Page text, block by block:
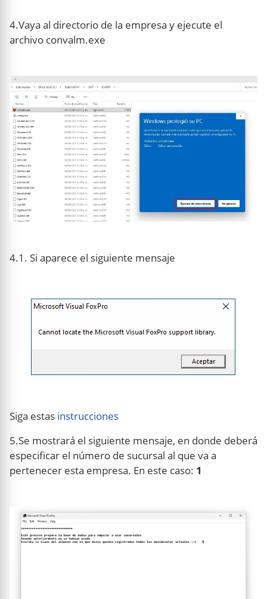
4.Vaya al directorio de la empresa y ejecute el
archivo convalm.exe
4.1. Si aparece el siguiente mensaje
Siga estas instrucciones
5.Se mostrará el siguiente mensaje, en donde deberá
especificar el número de sucursal al que va a
pertenecer esta empresa. En este caso: 1